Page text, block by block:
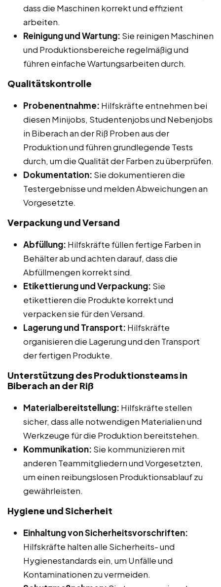
dass die Maschinen korrekt und effizient
arbeiten.
Reinigung und Wartung: Sie reinigen Maschinen
und Produktionsbereiche regelmäßig und
führen einfache Wartungsarbeiten durch.
Qualitätskontrolle
Probenentnahme: Hilfskräfte entnehmen bei
diesen Minijobs, Studentenjobs und Nebenjobs
in Biberach an der Riß Proben aus der
Produktion und führen grundlegende Tests
durch, um die Qualität der Farben zu überprüfen.
Dokumentation: Sie dokumentieren die
Testergebnisse und melden Abweichungen an
Vorgesetzte.
Verpackung und Versand
Abfüllung: Hilfskräfte füllen fertige Farben in
Behälter ab und achten darauf, dass die
Abfüllmengen korrekt sind.
Etikettierung und Verpackung: Sie
etikettieren die Produkte korrekt und
verpacken sie für den Versand.
Lagerung und Transport: Hilfskräfte
organisieren die Lagerung und den Transport
der fertigen Produkte.
Unterstützung des Produktionsteams in
Biberach an der Riß
Materialbereitstellung: Hilfskräfte stellen
sicher, dass alle notwendigen Materialien und
Werkzeuge für die Produktion bereitstehen.
Kommunikation: Sie kommunizieren mit
anderen Teammitgliedern und Vorgesetzten,
um einen reibungslosen Produktionsablauf zu
gewährleisten.
Hygiene und Sicherheit
Einhaltung von Sicherheitsvorschriften:
Hilfskräfte halten alle Sicherheits- und
Hygienestandards ein, um Unfälle und
Kontaminationen zu vermeiden.